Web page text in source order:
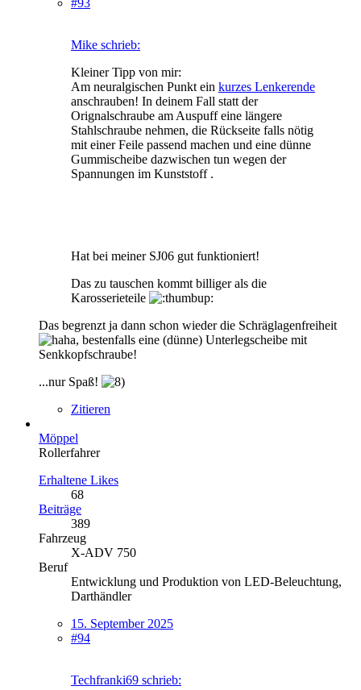
Mike schrieb:
Kleiner Tipp von mir:
Am neuralgischen Punkt ein kurzes Lenkerende
anschrauben! In deinem Fall statt der
Orignalschraube am Auspuff eine längere
Stahlschraube nehmen, die Rückseite falls nötig
mit einer Feile passend machen und eine dünne
Gummischeibe dazwischen tun wegen der
Spannungen im Kunststoff .
Hat bei meiner SJ06 gut funktioniert!
Das zu tauschen kommt billiger als die
Karosserieteile
Das begrenzt ja dann schon wieder die Schräglagenfreiheit
, bestenfalls eine (dünne) Unterlegscheibe mit
Senkkopfschraube!
...nur Spaß!
Zitieren
Möppel
Rollerfahrer
Erhaltene Likes
68
Beiträge
389
Fahrzeug
X-ADV 750
Beruf
Entwicklung und Produktion von LED-Beleuchtung,
Darthändler
15. September 2025
#94
Techfranki69 schrieb: